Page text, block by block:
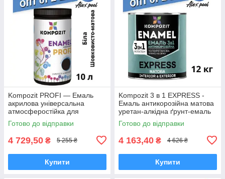
Kompozit PROFI — Емаль
акрилова універсальна
атмосферостійка для
дерев'яних, металевих і
мінеральних поверхонь
Готово до відправки
4 729,50 ₴ 5 255 ₴
Купити
Kompozit 3 в 1 EXPRESS -
Емаль антикорозійна матова
уретан-алкідна ґрунт-емаль
Готово до відправки
4 163,40 ₴ 4 626 ₴
Купити